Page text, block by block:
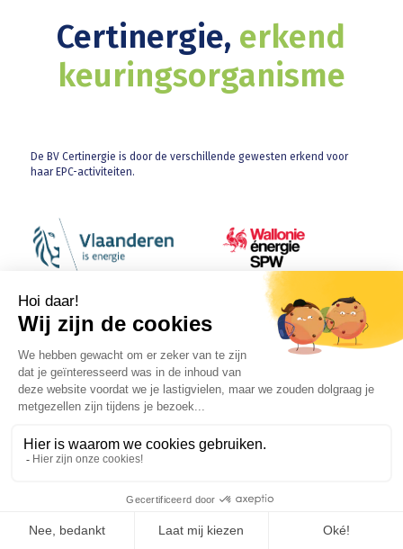
Certinergie, erkend
keuringsorganisme
De BV Certinergie is door de verschillende gewesten erkend voor
haar EPC-activiteiten.
In het kader van haar elektriciteits is de vzw Certinergie
geaccrediteerd door Belac / de FOD Economie.